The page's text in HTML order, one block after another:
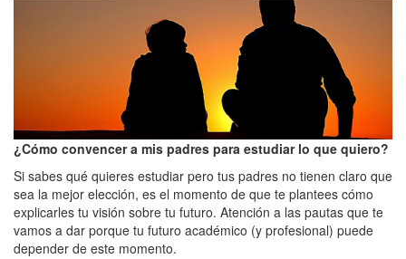
¿Cómo convencer a mis padres para estudiar lo que quiero?
Si sabes qué quieres estudiar pero tus padres no tienen claro que
sea la mejor elección, es el momento de que te plantees cómo
explicarles tu visión sobre tu futuro. Atención a las pautas que te
vamos a dar porque tu futuro académico (y profesional) puede
depender de este momento.